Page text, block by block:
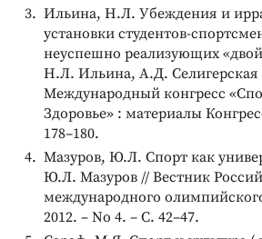
Ильина, Н.Л. Убеждения и
установки студентов-
неуспешно реализующих
Н.Л. Ильина, А.Д. Селигерская
Международный конгресс
Здоровье» : материалы
178–180.
Мазуров, Ю.Л. Спорт как
Ю.Л. Мазуров // Вестник
международного
2012. – No 4. – С. 42–47.